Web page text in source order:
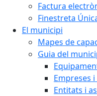
Factura
Finestreta
El municipi
Mapes de
Guia del
Empreses
Entitats i